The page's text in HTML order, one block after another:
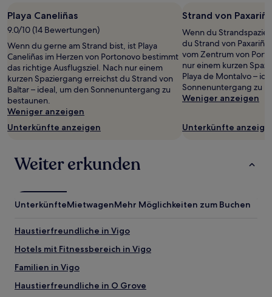
mit
1 Übernachtung
2 Erwachsenen
gefunden
wurde.
Preise
und
Verfügbarkeiten
können
sich
können
zusätzliche
gelten.
Playa Caneliñas
9.0/10 (14 Bewertungen)
Wenn du gerne am Strand bist, ist Playa
Caneliñas im Herzen von Portonovo bestimmt
das richtige Ausflugsziel. Nach nur einem
kurzen Spaziergang erreichst du Strand von
Baltar – ideal, um den Sonnenuntergang zu
bestaunen.
Weniger anzeigen
Unterkünfte anzeigen
Strand von
Wenn du
du Strand von
vom Zentrum von
nur einem kurzen
Playa de Montalvo –
Sonnenuntergang zu
Weniger anzeigen
Unterkünfte
Weiter erkunden
UnterkünfteMietwagenMehr Möglichkeiten zum Buchen
Haustierfreundliche in Vigo
Hotels mit Fitnessbereich in Vigo
Familien in Vigo
Haustierfreundliche in O Grove